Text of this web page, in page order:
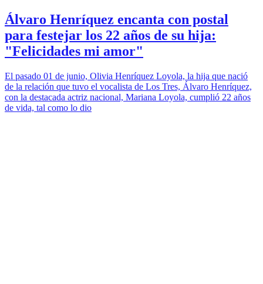
Álvaro Henríquez encanta con postal
para festejar los 22 años de su hija:
"Felicidades mi amor"
El pasado 01 de junio, Olivia Henríquez Loyola, la hija que nació
de la relación que tuvo el vocalista de Los Tres, Álvaro Henríquez,
con la destacada actriz nacional, Mariana Loyola, cumplió 22 años
de vida, tal como lo dio